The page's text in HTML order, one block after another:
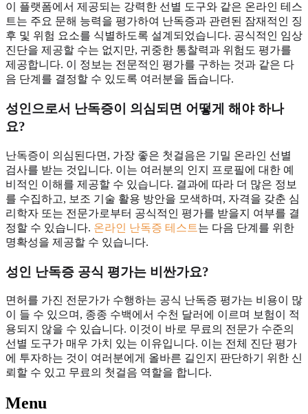
이 플랫폼에서 제공되는 강력한 선별 도구와 같은 온라인 테스
트는 주요 문해 능력을 평가하여 난독증과 관련된 잠재적인 징
후 및 위험 요소를 식별하도록 설계되었습니다. 공식적인 임상
진단을 제공할 수는 없지만, 귀중한 통찰력과 위험도 평가를
제공합니다. 이 정보는 전문적인 평가를 구하는 것과 같은 다
음 단계를 결정할 수 있도록 여러분을 돕습니다.
성인으로서 난독증이 의심되면 어떻게 해야 하나
요?
난독증이 의심된다면, 가장 좋은 첫걸음은 기밀 온라인 선별
검사를 받는 것입니다. 이는 여러분의 인지 프로필에 대한 예
비적인 이해를 제공할 수 있습니다. 결과에 따라 더 많은 정보
를 수집하고, 보조 기술 활용 방안을 모색하며, 자격을 갖춘 심
리학자 또는 전문가로부터 공식적인 평가를 받을지 여부를 결
정할 수 있습니다. 온라인 난독증 테스트 는 다음 단계를 위한
명확성을 제공할 수 있습니다.
성인 난독증 공식 평가는 비싼가요?
면허를 가진 전문가가 수행하는 공식 난독증 평가는 비용이 많
이 들 수 있으며, 종종 수백에서 수천 달러에 이르며 보험이 적
용되지 않을 수 있습니다. 이것이 바로 무료의 전문가 수준의
선별 도구가 매우 가치 있는 이유입니다. 이는 전체 진단 평가
에 투자하는 것이 여러분에게 올바른 길인지 판단하기 위한 신
뢰할 수 있고 무료의 첫걸음 역할을 합니다.
Menu